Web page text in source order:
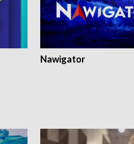
Nawigator